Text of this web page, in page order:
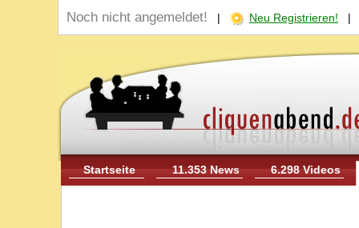
Noch nicht angemeldet! | Neu Registrieren!
Startseite 11.353 News 6.298 Videos